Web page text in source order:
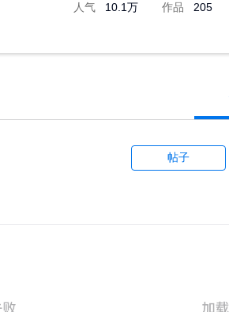
人气 10.1万 作品 205
帖子